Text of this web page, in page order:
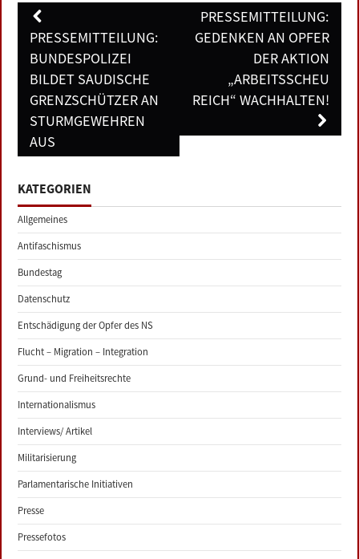
Post
navigation
PRESSEMITTEILUNG:
BUNDESPOLIZEI
BILDET SAUDISCHE
GRENZSCHÜTZER AN
STURMGEWEHREN
AUS
PRESSEMITTEILUNG:
GEDENKEN AN OPFER
DER AKTION
„ARBEITSSCHEU
REICH“ WACHHALTEN!
KATEGORIEN
Allgemeines
Antifaschismus
Bundestag
Datenschutz
Entschädigung der Opfer des NS
Flucht – Migration – Integration
Grund- und Freiheitsrechte
Internationalismus
Interviews/ Artikel
Militarisierung
Parlamentarische Initiativen
Presse
Pressefotos